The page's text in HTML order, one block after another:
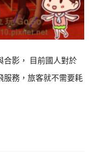
合影， 目前國人對於
服務，旅客就不需要耗